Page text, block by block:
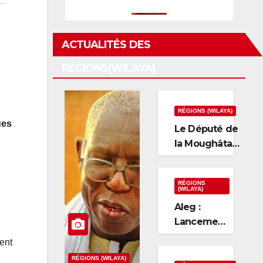
ACTUALITÉS DES
RÉGIONS (WILAYA)
RÉGIONS (WILAYA)
Le Député de
la Moughâtaa
de Boghé
Alhousseynou
Dia.
RÉGIONS
(WILAYA)
Aleg :
Lancement
des